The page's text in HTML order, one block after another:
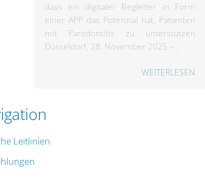
dass ein digitaler Begleiter in Form
einer APP das Potenzial hat, Patienten
mit Parodontitis zu unterstützen
Düsseldorf, 28. November 2025 –...
WEITERLESEN
Leitlinien